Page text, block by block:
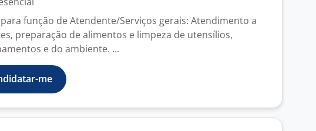
função de Atendente/Serviços gerais: Atendimento a
preparação de alimentos e limpeza de utensílios,
e do ambiente. ...
me